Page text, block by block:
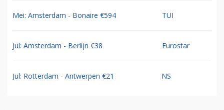
Mei: Amsterdam - Bonaire €594 TUI
Jul: Amsterdam - Berlijn €38 Eurostar
Jul: Rotterdam - Antwerpen €21 NS